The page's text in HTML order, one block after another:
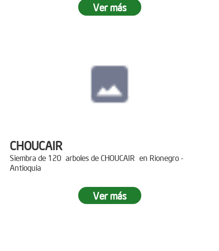
Ver más
CHOUCAIR
Siembra de 120 arboles de CHOUCAIR en Rionegro -
Antioquia
Ver más